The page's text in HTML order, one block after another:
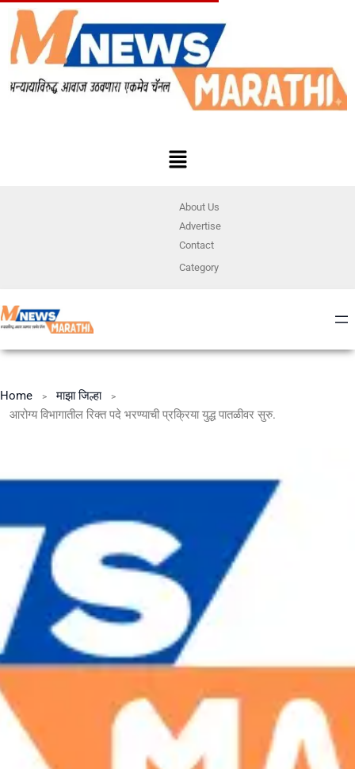
About Us
Advertise
Contact
Category
Home
माझा जिल्हा
आरोग्य विभागातील रिक्त पदे भरण्याची प्रक्रिया युद्ध पातळीवर सुरु.